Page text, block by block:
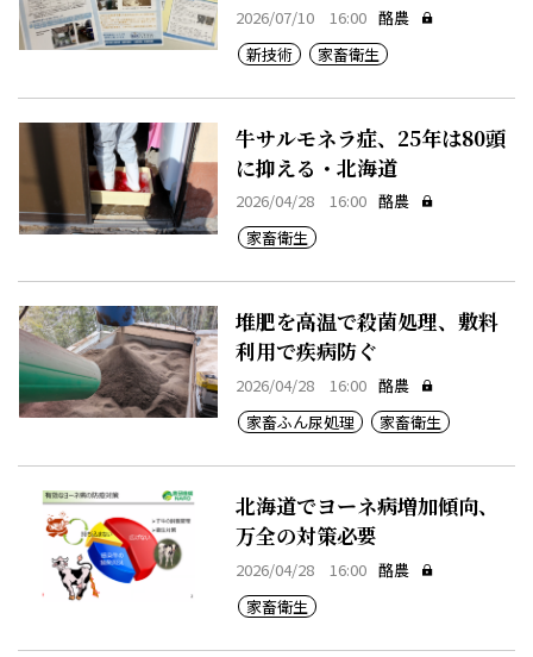
2026/07/10 16:00 酪農
新技術
家畜衛生
牛サルモネラ症、25年は80頭
に抑える・北海道
2026/04/28 16:00 酪農
家畜衛生
堆肥を高温で殺菌処理、敷料
利用で疾病防ぐ
2026/04/28 16:00 酪農
家畜ふん尿処理
家畜衛生
北海道でヨーネ病増加傾向、
万全の対策必要
2026/04/28 16:00 酪農
家畜衛生